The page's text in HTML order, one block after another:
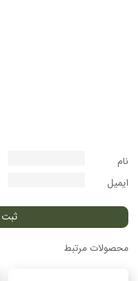
نام
ایمیل
محصولات مرتبط